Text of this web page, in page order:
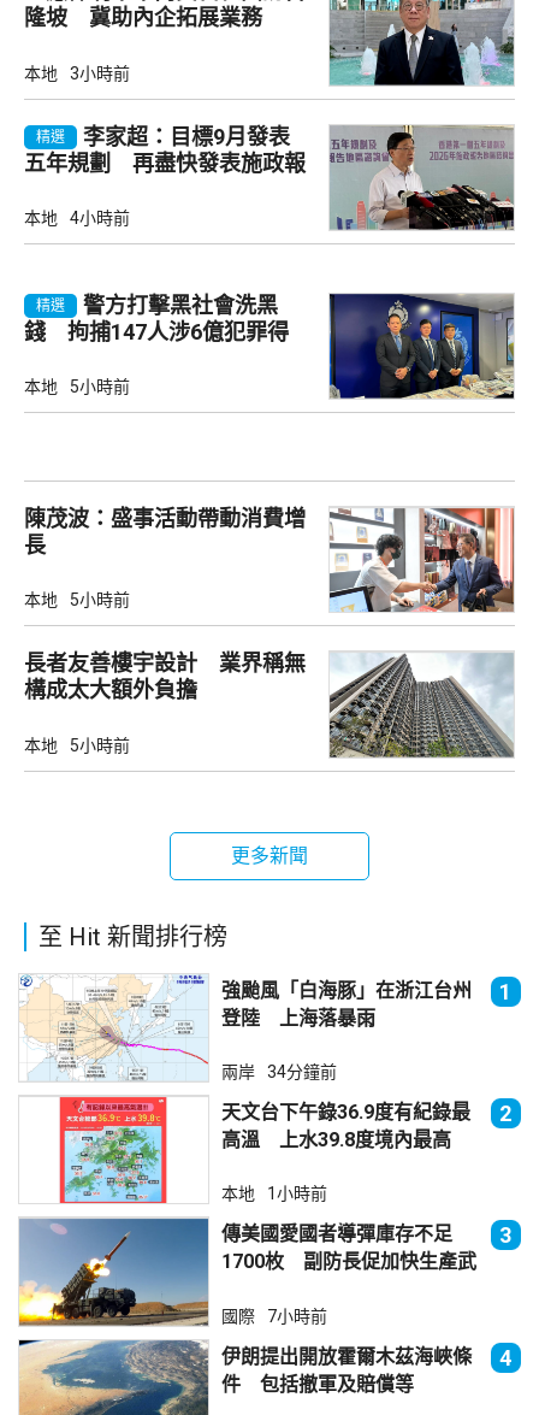
隆坡 冀助內企拓展業務
本地 3小時前
精選
李家超：目標9月發表
五年規劃 再盡快發表施政報
本地 4小時前
精選
警方打擊黑社會洗黑
錢 拘捕147人涉6億犯罪得
本地 5小時前
陳茂波：盛事活動帶動消費增
長
本地 5小時前
長者友善樓宇設計 業界稱無
構成太大額外負擔
本地 5小時前
更多新聞
至 Hit 新聞排行榜
強颱風「白海豚」在浙江台州
登陸 上海落暴雨
1
兩岸 34分鐘前
天文台下午錄36.9度有紀錄最
高溫 上水39.8度境內最高
2
本地 1小時前
傳美國愛國者導彈庫存不足
1700枚 副防長促加快生產武
3
國際 7小時前
伊朗提出開放霍爾木茲海峽條
件 包括撤軍及賠償等
4